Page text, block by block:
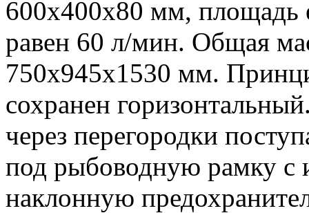
600х400х80 мм,
равен 60 л/мин. Общая
750х945х1530 мм.
сохранен
через перегородки
под рыбоводную рамку с
наклонную